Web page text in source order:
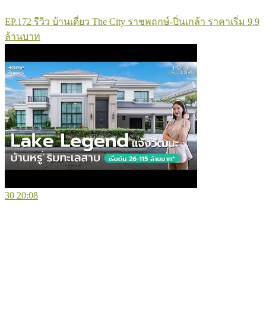
EP.172 รีวิว บ้านเดี่ยว The City ราชพฤกษ์-ปิ่นเกล้า ราคาเริ่ม 9.9
ล้านบาท
30 20:08